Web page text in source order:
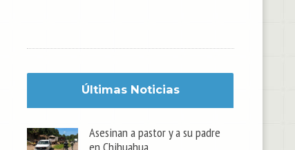
Últimas Noticias
Asesinan a pastor y a su padre
en Chihuahua